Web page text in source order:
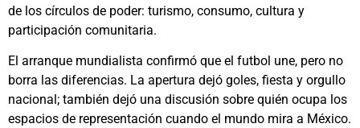
de los círculos de poder: turismo, consumo, cultura y
participación comunitaria.
El arranque mundialista confirmó que el futbol une, pero no
borra las diferencias. La apertura dejó goles, fiesta y orgullo
nacional; también dejó una discusión sobre quién ocupa los
espacios de representación cuando el mundo mira a México.